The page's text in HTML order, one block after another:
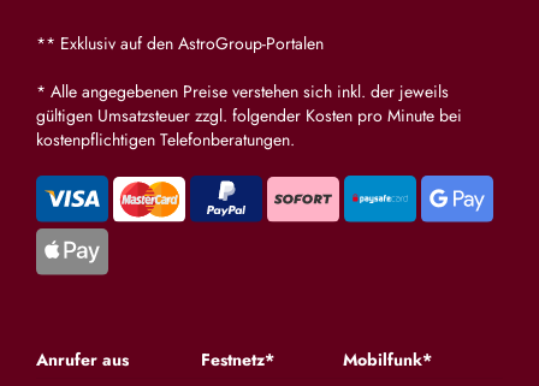
** Exklusiv auf den AstroGroup-Portalen
* Alle angegebenen Preise verstehen sich inkl. der jeweils
gültigen Umsatzsteuer zzgl. folgender Kosten pro Minute bei
kostenpflichtigen Telefonberatungen.
Anrufer aus Festnetz*
Mobilfunk*